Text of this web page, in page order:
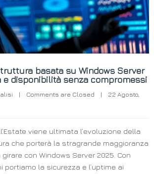
basata su Windows Server
e disponibilità senza compromessi
| Comments are Closed |
22 Agosto,
viene ultimata l’evoluzione della
che porterà la stragrande maggioranza
con Windows Server 2025. Con
portiamo la sicurezza e l’uptime ai